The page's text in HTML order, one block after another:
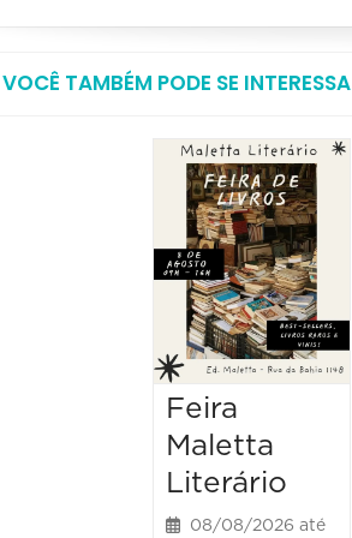
VOCÊ TAMBÉM PODE SE
Feira
Maletta
Literário
08/08/2026 até